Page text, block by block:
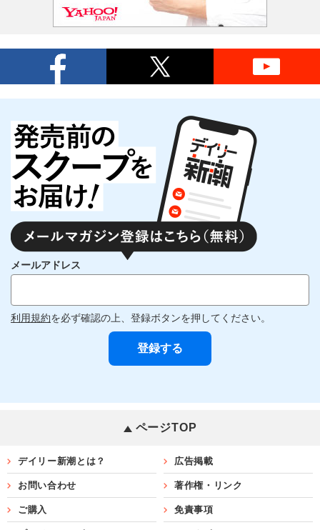
メールアドレス
利用規約を必ず確認の上、登録ボタンを押してください。
ページTOP
デイリー新潮とは？ 広告掲載
お問い合わせ 著作権・リンク
ご購入 免責事項